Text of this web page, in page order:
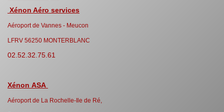
Xénon Aéro services
Aéroport de Vannes - Meucon
LFRV 56250 MONTERBLANC
02.52.32.75.61
Xénon ASA
Aéroport de La Rochelle-Ile de Ré,